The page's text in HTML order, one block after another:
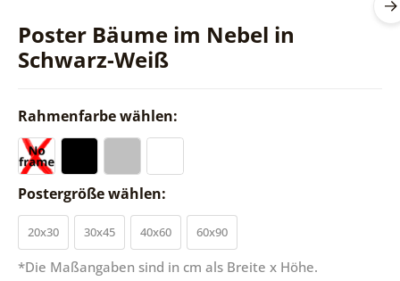
Poster Bäume im Nebel in
Schwarz-Weiß
Rahmenfarbe wählen:
Postergröße wählen:
20x30 30x45 40x60 60x90
*Die Maßangaben sind in cm als Breite x Höhe.